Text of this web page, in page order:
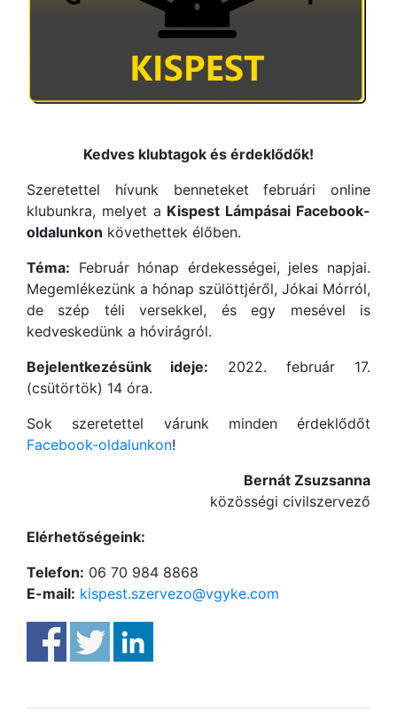
Kedves klubtagok és érdeklődők!
Szeretettel hívunk benneteket februári online
klubunkra, melyet a Kispest Lámpásai Facebook-
oldalunkon követhettek élőben.
Téma: Február hónap érdekességei, jeles napjai.
Megemlékezünk a hónap szülöttjéről, Jókai Mórról,
de szép téli versekkel, és egy mesével is
kedveskedünk a hóvirágról.
Bejelentkezésünk ideje: 2022. február 17.
(csütörtök) 14 óra.
Sok szeretettel várunk minden érdeklődőt
Facebook-oldalunkon!
Bernát Zsuzsanna
közösségi civilszervező
Elérhetőségeink:
Telefon: 06 70 984 8868
E-mail: kispest.szervezo@vgyke.com